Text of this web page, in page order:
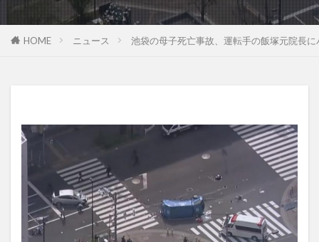
HOME ニュース 池袋の母子死亡事故、運転手の飯塚元院長